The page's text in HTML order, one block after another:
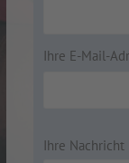
Ihre E-Mail-
Bitte lasse
Ihre Nachricht